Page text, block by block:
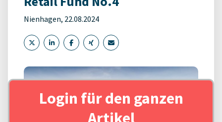
Nienhagen, 22.08.2024
Login für den ganzen
Artikel